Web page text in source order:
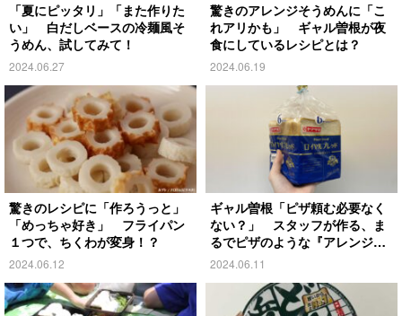
「夏にピッタリ」「また作りた
い」 白だしベースの冷麺風そ
うめん、試してみて！
2024.06.27
驚きのアレンジそうめんに「こ
れアリかも」 ギャル曽根が夜
食にしているレシピとは？
2024.06.19
驚きのレシピに「作ろうっと」
「めっちゃ好き」 フライパン
１つで、ちくわが変身！？
2024.06.12
ギャル曽根「ピザ頼む必要なく
ない？」 スタッフが作る、ま
るでピザのような『アレンジト
ースト』とは
2024.06.11